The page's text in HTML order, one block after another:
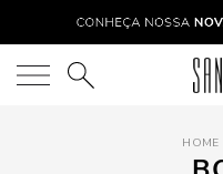
O que você está